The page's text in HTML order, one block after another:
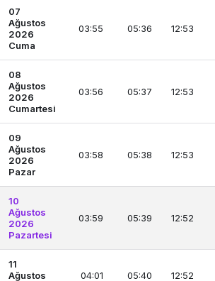
07
Ağustos
2026
Cuma
03:55 05:36 12:53
08
Ağustos
2026
Cumartesi
03:56 05:37 12:53
09
Ağustos
2026
Pazar
03:58 05:38 12:53
10
Ağustos
2026
Pazartesi
03:59 05:39 12:52
11
Ağustos
04:01 05:40 12:52